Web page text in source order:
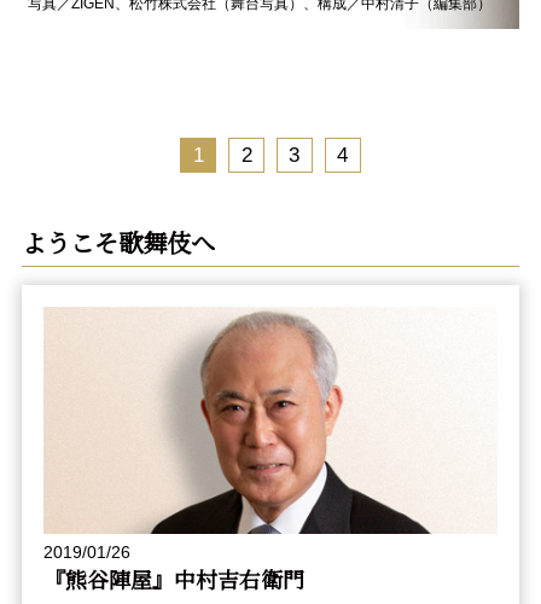
1 2 3 4
ようこそ歌舞伎へ
2019/01/26
『熊谷陣屋』中村吉右衛門